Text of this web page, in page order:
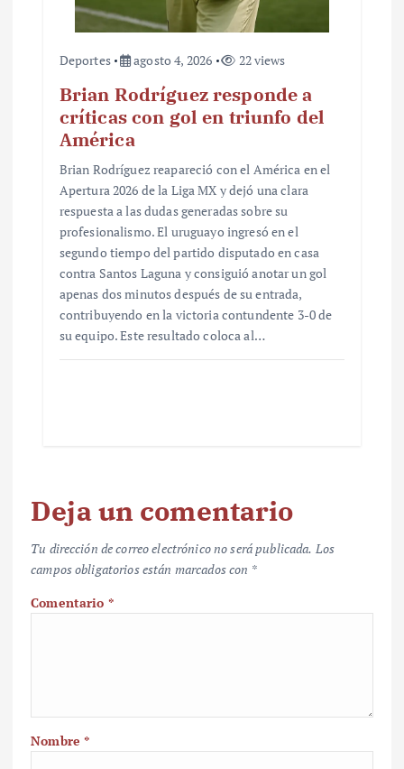
Deportes agosto 4, 2026 22 views
Brian Rodríguez responde a
críticas con gol en triunfo del
América
Brian Rodríguez reapareció con el América en el
Apertura 2026 de la Liga MX y dejó una clara
respuesta a las dudas generadas sobre su
profesionalismo. El uruguayo ingresó en el
segundo tiempo del partido disputado en casa
contra Santos Laguna y consiguió anotar un gol
apenas dos minutos después de su entrada,
contribuyendo en la victoria contundente 3-0 de
su equipo. Este resultado coloca al…
Deja un comentario
Tu dirección de correo electrónico no será publicada. Los
campos obligatorios están marcados con *
Comentario *
Nombre*